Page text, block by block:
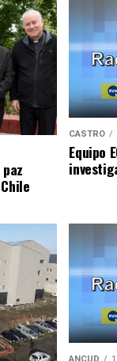
CASTRO
Equipo